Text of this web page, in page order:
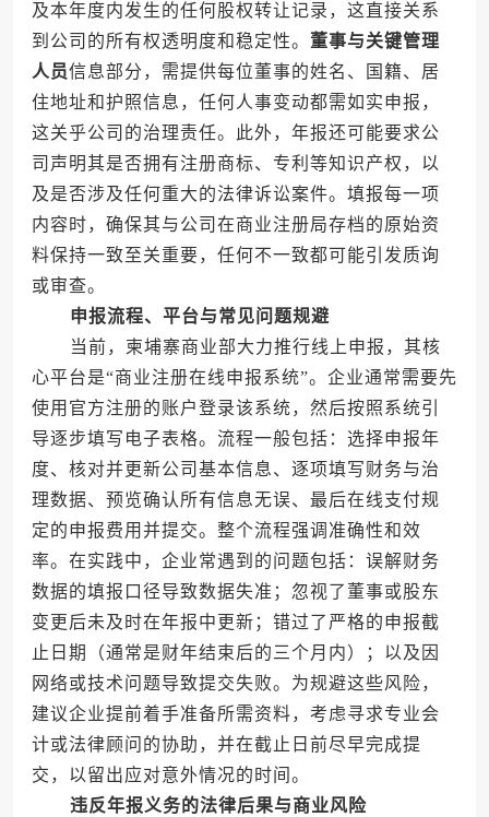
及本年度内发生的任何股权转让记录，这直接关系
到公司的所有权透明度和稳定性。 董事与关键管理
人员信息部分，需提供每位董事的姓名、国籍、居
住地址和护照信息，任何人事变动都需如实申报，
这关乎公司的治理责任。此外，年报还可能要求公
司声明其是否拥有注册商标、专利等知识产权，以
及是否涉及任何重大的法律诉讼案件。填报每一项
内容时，确保其与公司在商业注册局存档的原始资
料保持一致至关重要，任何不一致都可能引发质询
或审查。
申报流程、平台与常见问题规避
当前，柬埔寨商业部大力推行线上申报，其核
心平台是“商业注册在线申报系统”。企业通常需要先
使用官方注册的账户登录该系统，然后按照系统引
导逐步填写电子表格。流程一般包括：选择申报年
度、核对并更新公司基本信息、逐项填写财务与治
理数据、预览确认所有信息无误、最后在线支付规
定的申报费用并提交。整个流程强调准确性和效
率。在实践中，企业常遇到的问题包括：误解财务
数据的填报口径导致数据失准；忽视了董事或股东
变更后未及时在年报中更新；错过了严格的申报截
止日期（通常是财年结束后的三个月内）；以及因
网络或技术问题导致提交失败。为规避这些风险，
建议企业提前着手准备所需资料，考虑寻求专业会
计或法律顾问的协助，并在截止日前尽早完成提
交，以留出应对意外情况的时间。
违反年报义务的法律后果与商业风险